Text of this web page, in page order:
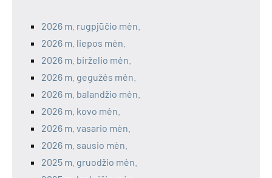
2026 m. rugpjūčio mėn.
2026 m. liepos mėn.
2026 m. birželio mėn.
2026 m. gegužės mėn.
2026 m. balandžio mėn.
2026 m. kovo mėn.
2026 m. vasario mėn.
2026 m. sausio mėn.
2025 m. gruodžio mėn.